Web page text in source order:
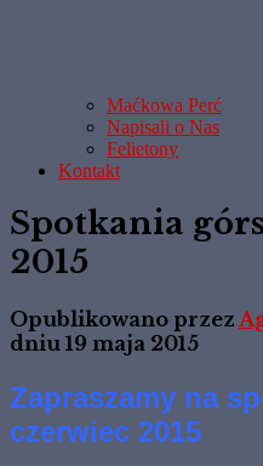
Maćkowa Perć
Napisali o Nas
Felietony
Kontakt
Spotkania
2015
Opublikowano przez
dniu 19 maja 2015
Zapraszamy na
czerwiec 2015